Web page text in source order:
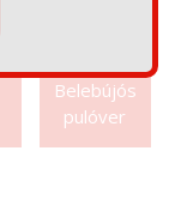
Belebújós
pulóver